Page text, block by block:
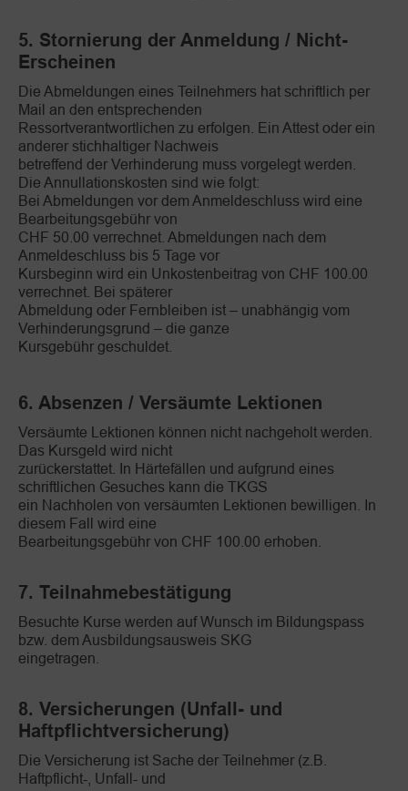
5. Stornierung der Anmeldung / Nicht-
Erscheinen
Die Abmeldungen eines Teilnehmers hat schriftlich per
Mail an den entsprechenden
Ressortverantwortlichen zu erfolgen. Ein Attest oder ein
anderer stichhaltiger Nachweis
betreffend der Verhinderung muss vorgelegt werden.
Die Annullationskosten sind wie folgt:
Bei Abmeldungen vor dem Anmeldeschluss wird eine
Bearbeitungsgebühr von
CHF 50.00 verrechnet. Abmeldungen nach dem
Anmeldeschluss bis 5 Tage vor
Kursbeginn wird ein Unkostenbeitrag von CHF 100.00
verrechnet. Bei späterer
Abmeldung oder Fernbleiben ist – unabhängig vom
Verhinderungsgrund – die ganze
Kursgebühr geschuldet.
6. Absenzen / Versäumte Lektionen
Versäumte Lektionen können nicht nachgeholt werden.
Das Kursgeld wird nicht
zurückerstattet. In Härtefällen und aufgrund eines
schriftlichen Gesuches kann die TKGS
ein Nachholen von versäumten Lektionen bewilligen. In
diesem Fall wird eine
Bearbeitungsgebühr von CHF 100.00 erhoben.
7. Teilnahmebestätigung
Besuchte Kurse werden auf Wunsch im Bildungspass
bzw. dem Ausbildungsausweis SKG
eingetragen.
8. Versicherungen (Unfall- und
Haftpflichtversicherung)
Die Versicherung ist Sache der Teilnehmer (z.B.
Haftpflicht-, Unfall- und